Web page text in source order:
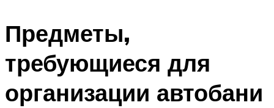
Предметы,
требующиеся для
организации автобани